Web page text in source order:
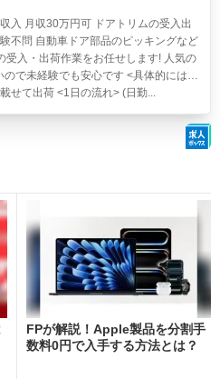
入 月収30万円可 ドアトリムの受入出
不問 自動車ドア部品のピッキングなど
受入・出荷作業をお任せします! 人気の
ので未経験でも安心です <具体的には…
せて出荷 <1日の流れ> (日勤...
FPが解説！Apple製品を分割手
数料0円で入手する方法とは？